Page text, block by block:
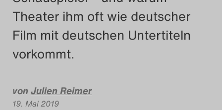
2020
Das Theatertreffen-Blog
2022
Theater ihm oft wie deutscher
Film mit deutschen Untertiteln
vorkommt.
vonJulien Reimer
19. Mai 2019